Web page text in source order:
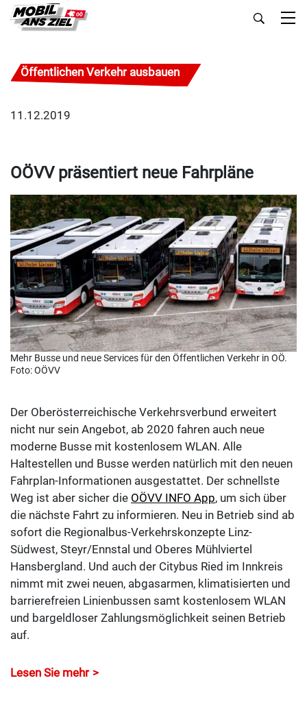
Öffentlichen Verkehr ausbauen
11.12.2019
OÖVV präsentiert neue Fahrpläne
Mehr Busse und neue Services für den Öffentlichen Verkehr in OÖ.
Foto: OÖVV
Der Oberösterreichische Verkehrsverbund erweitert
nicht nur sein Angebot, ab 2020 fahren auch neue
moderne Busse mit kostenlosem WLAN. Alle
Haltestellen und Busse werden natürlich mit den neuen
Fahrplan-Informationen ausgestattet. Der schnellste
Weg ist aber sicher die OÖVV INFO App, um sich über
die nächste Fahrt zu informieren. Neu in Betrieb sind ab
sofort die Regionalbus-Verkehrskonzepte Linz-
Südwest, Steyr/Ennstal und Oberes Mühlviertel
Hansbergland. Und auch der Citybus Ried im Innkreis
nimmt mit zwei neuen, abgasarmen, klimatisierten und
barrierefreien Linienbussen samt kostenlosem WLAN
und bargeldloser Zahlungsmöglichkeit seinen Betrieb
auf.
Lesen Sie mehr